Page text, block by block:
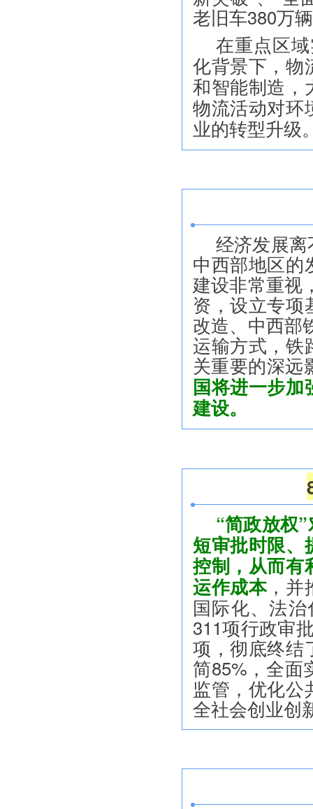
老旧车380万
在重点区
化背景下，物
和智能制造，
物流活动对环
业的转型升级
经济发展
中西部地区的
建设非常重视
资，设立专项
改造、中西部
运输方式，铁
关重要的深远
国将进一步加
建设。
“简政放权
短审批时限、
控制，从而有
运作成本，并
国际化、法
311项行政审
项，彻底终结
简85%，全面
监管，优化公
全社会创业创